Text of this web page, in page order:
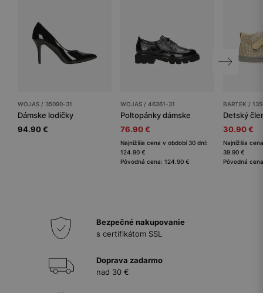
WOJAS / 35090-31
Dámske lodičky
94.90 €
WOJAS / 46361-31
Poltopánky dámske
76.90 €
Najnižšia cena v období 30 dní:
124.90 €
Pôvodná cena: 124.90 €
BARTEK /
30.90 €
Najnižšia
39.90 €
Pôvodná
Bezpečné nakupovanie
s certifikátom SSL
Doprava zadarmo
nad 30 €